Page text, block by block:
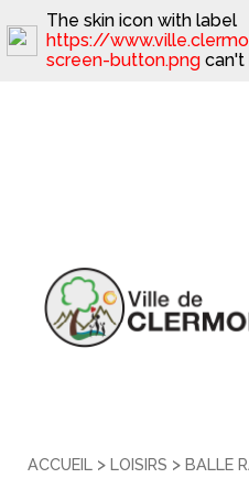
ACCUEIL > LOISIRS > BALLE
The skin icon with label
https://
screen-button.png can't